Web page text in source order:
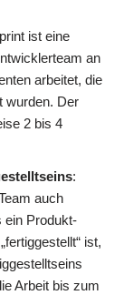
ist eine
an
arbeitet, die
wurden. Der
2 bis 4
:
auch
ein Produkt-
ist,
Arbeit bis zum